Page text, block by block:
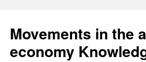
content
Movements in the
economy